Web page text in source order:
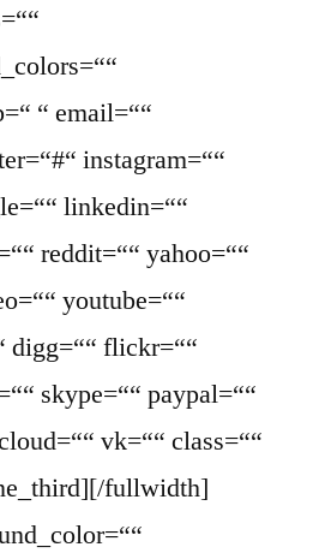
“ email=““
instagram=““
linkedin=““
reddit=““ yahoo=““
youtube=““
digg=““ flickr=““
skype=““ paypal=““
vk=““ class=““
fullwidth]